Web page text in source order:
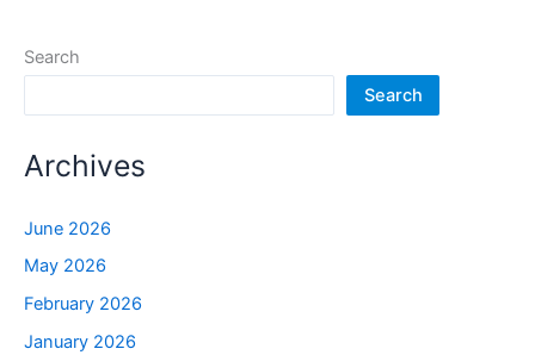
Search
Search
Archives
June 2026
May 2026
February 2026
January 2026